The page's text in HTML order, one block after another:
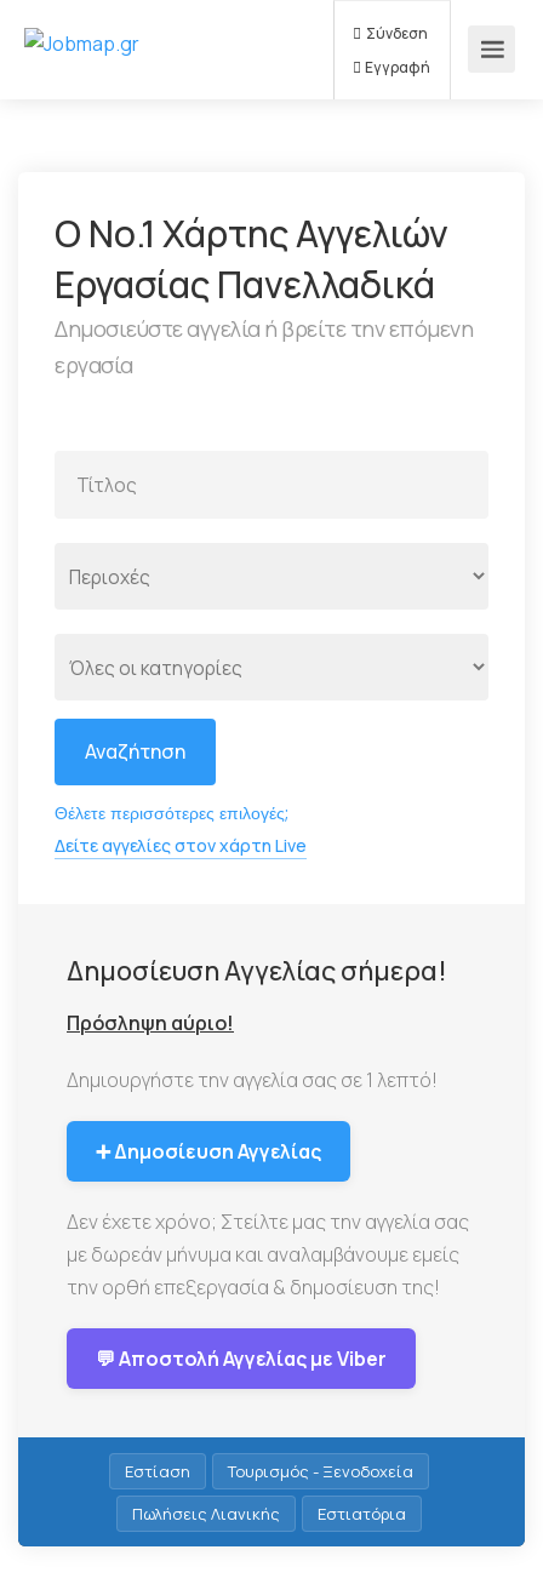
Σύνδεση
Εγγραφή
Ο Νο.1 Χάρτης Αγγελιών
Εργασίας Πανελλαδικά
Δημοσιεύστε αγγελία ή βρείτε την επόμενη
εργασία
Αναζήτηση
Θέλετε περισσότερες επιλογές;
Δείτε αγγελίες στον χάρτη Live
Δημοσίευση Αγγελίας σήμερα!
Πρόσληψη αύριο!
Δημιουργήστε την αγγελία σας σε 1 λεπτό!
➕ Δημοσίευση Αγγελίας
Δεν έχετε χρόνο; Στείλτε μας την αγγελία σας
με δωρεάν μήνυμα και αναλαμβάνουμε εμείς
την ορθή επεξεργασία & δημοσίευση της!
💬 Αποστολή Αγγελίας με Viber
Εστίαση
Τουρισμός - Ξενοδοχεία
Πωλήσεις Λιανικής
Εστιατόρια